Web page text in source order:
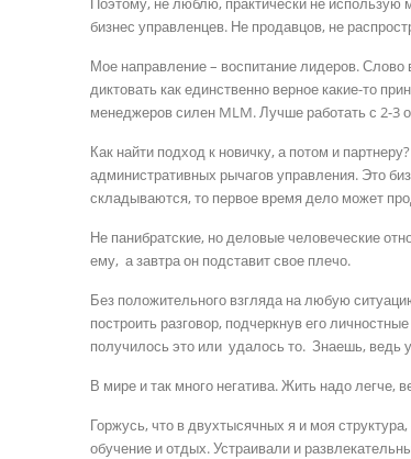
бизнес управленцев. Не продавцов, не
Мое направление – воспитание лидеров. Слово
диктовать как единственно верное какие-то
менеджеров силен MLM. Лучше работать с 2-3
Как найти подход к новичку, а потом и
административных рычагов управления. Это
складываются, то первое время дело может
Не панибратские, но деловые человеческие
ему, а завтра он подставит свое плечо.
Без положительного взгляда на любую
построить разговор, подчеркнув его
получилось это или удалось то. Знаешь, ведь
В мире и так много негатива. Жить надо легче,
Горжусь, что в двухтысячных я и моя
обучение и отдых. Устраивали и